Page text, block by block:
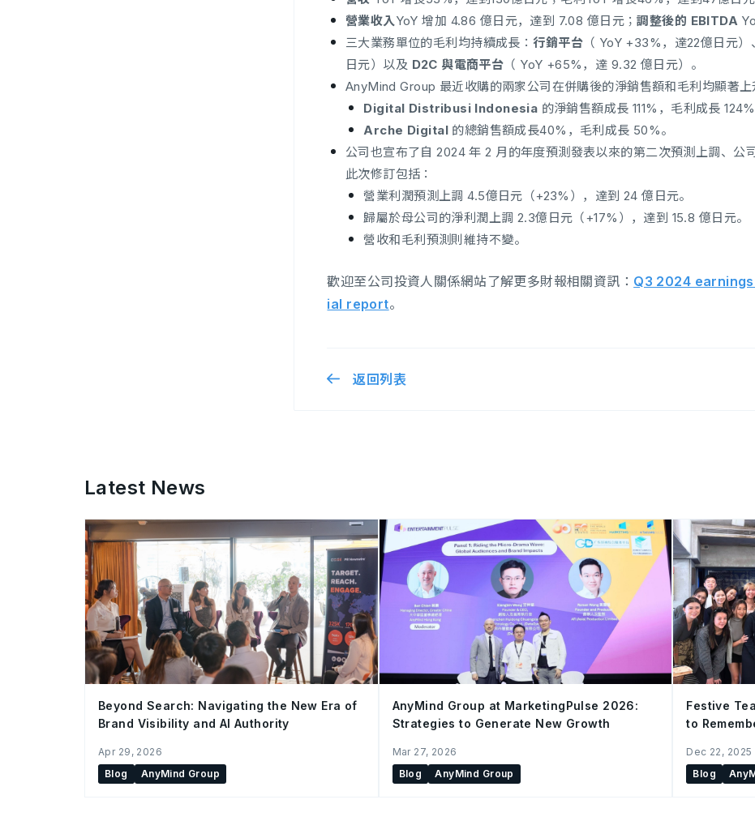
營業收入YoY 增加 4.86 億日元，達到 7.08 億日元；調整後的 EBITDA
三大業務單位的毛利均持續成長： 行銷平台（ YoY +33%，達22億日元）、
日元）以及 D2C 與電商平台 （ YoY +65%，達 9.32 億日元）。
AnyMind Group 最近收購的兩家公司在併購後的淨銷售額和毛利均顯著
Digital Distribusi Indonesia 的淨銷售額成長 111%，毛利成長 124%
Arche Digital的總銷售額成長40%，毛利成長 50%。
公司也宣布了自 2024 年 2 月的年度預測發表以來的第二次預測上調、公
此次修訂包括：
營業利潤預測上調 4.5億日元（+23%），達到 24 億日元。
歸屬於母公司的淨利潤上調 2.3億日元（+17%），達到 15.8 億日元。
營收和毛利預測則維持不變。
歡迎至公司投資人關係網站了解更多財報相關資訊： Q3 2024
ial report。
返回列表
Latest News
Beyond Search: Navigating the New Era of
Brand Visibility and AI Authority
Apr 29, 2026
Blog
AnyMind Group
AnyMind Group at MarketingPulse 2026:
Strategies to Generate New Growth
Mar 27, 2026
Blog
AnyMind Group
Festive
to
Dec 22, 2025
Blog